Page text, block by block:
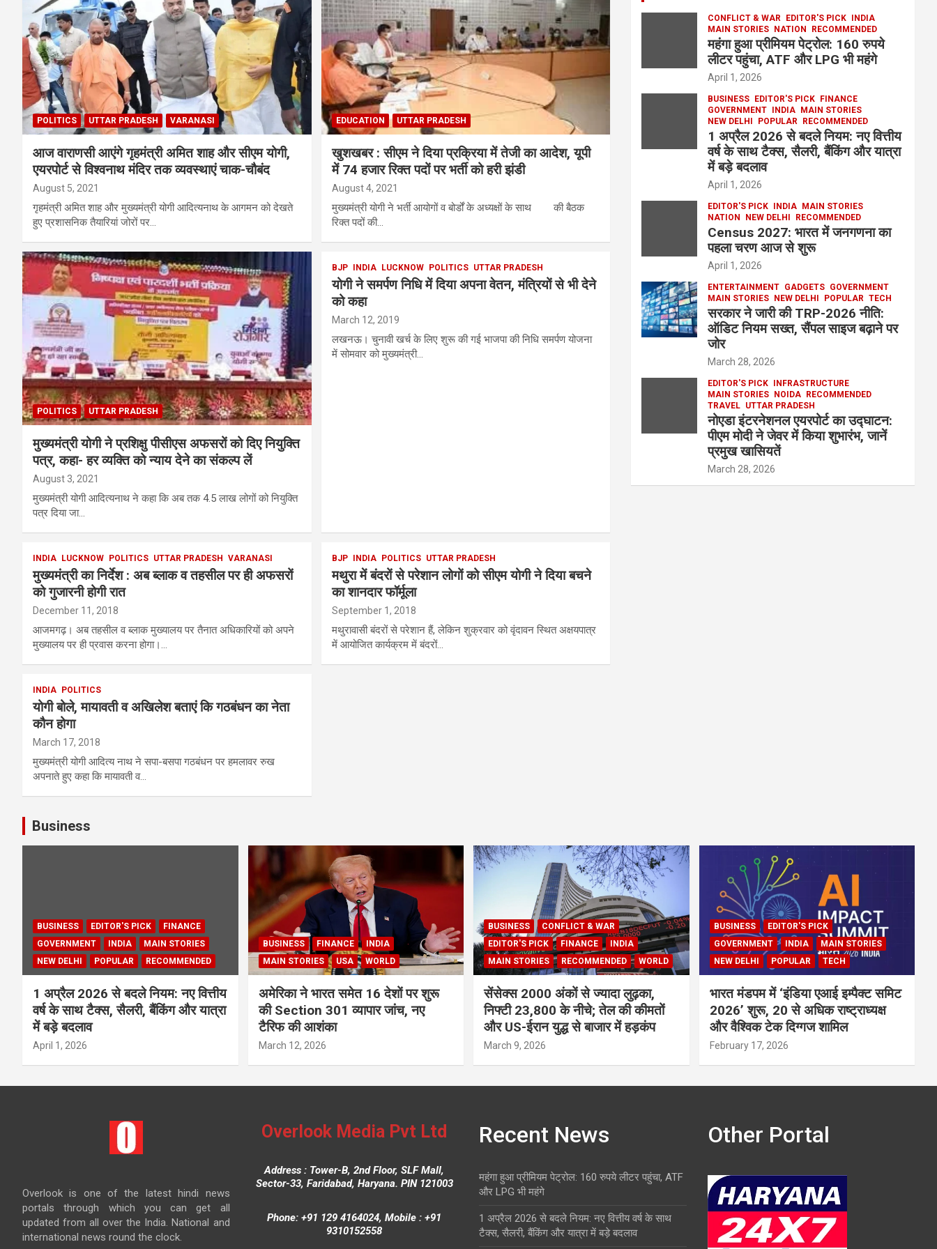
POLITICS UTTAR PRADESH VARANASI
आज वाराणसी आएंगे गृहमंत्री अमित शाह और सीएम योगी,
एयरपोर्ट से विश्वनाथ मंदिर तक व्यवस्थाएं चाक-चौबंद
August 5, 2021
गृहमंत्री अमित शाह और मुख्यमंत्री योगी आदित्यनाथ के आगमन को देखते
हुए प्रशासनिक तैयारियां जोरों पर…
EDUCATION UTTAR PRADESH
खुशखबर : सीएम ने दिया प्रक्रिया में तेजी का आदेश, यूपी
में 74 हजार रिक्त पदों पर भर्ती को हरी झंडी
August 4, 2021
मुख्यमंत्री योगी ने भर्ती आयोगों व बोर्डों के अध्यक्षों के साथ की बैठक
रिक्त पदों की…
POLITICS UTTAR PRADESH
मुख्यमंत्री योगी ने प्रशिक्षु पीसीएस अफसरों को दिए नियुक्ति
पत्र, कहा- हर व्यक्ति को न्याय देने का संकल्प लें
August 3, 2021
मुख्यमंत्री योगी आदित्यनाथ ने कहा कि अब तक 4.5 लाख लोगों को नियुक्ति
पत्र दिया जा…
BJP INDIA LUCKNOW POLITICS UTTAR PRADESH
योगी ने समर्पण निधि में दिया अपना वेतन, मंत्रियों से भी देने
को कहा
March 12, 2019
लखनऊ। चुनावी खर्च के लिए शुरू की गई भाजपा की निधि समर्पण योजना
में सोमवार को मुख्यमंत्री…
INDIA LUCKNOW POLITICS UTTAR PRADESH VARANASI
मुख्यमंत्री का निर्देश : अब ब्लाक व तहसील पर ही अफसरों
को गुजारनी होगी रात
December 11, 2018
आजमगढ़। अब तहसील व ब्लाक मुख्यालय पर तैनात अधिकारियों को अपने
मुख्यालय पर ही प्रवास करना होगा।…
BJP INDIA POLITICS UTTAR PRADESH
मथुरा में बंदरों से परेशान लोगों को सीएम योगी ने दिया बचने
का शानदार फॉर्मूला
September 1, 2018
मथुरावासी बंदरों से परेशान हैं, लेकिन शुक्रवार को वृंदावन स्थित अक्षयपात्र
में आयोजित कार्यक्रम में बंदरों…
INDIA POLITICS
योगी बोले, मायावती व अखिलेश बताएं कि गठबंधन का नेता
कौन होगा
March 17, 2018
मुख्यमंत्री योगी आदित्य नाथ ने सपा-बसपा गठबंधन पर हमलावर रुख
अपनाते हुए कहा कि मायावती व…
CONFLICT & WAR EDITOR'S PICK INDIA
MAIN STORIES NATION RECOMMENDED
महंगा हुआ प्रीमियम पेट्रोल: 160 रुपये
लीटर पहुंचा, ATF और LPG भी महंगे
April 1, 2026
BUSINESS EDITOR'S PICK FINANCE
GOVERNMENT INDIA MAIN STORIES
NEW DELHI
POPULAR RECOMMENDED
1 अप्रैल 2026 से बदले नियम: नए वित्तीय
वर्ष के साथ टैक्स, सैलरी, बैंकिंग और यात्रा
में बड़े बदलाव
April 1, 2026
EDITOR'S PICK INDIA MAIN STORIES
NATION
NEW DELHI RECOMMENDED
Census 2027: भारत में जनगणना का
पहला चरण आज से शुरू
April 1, 2026
ENTERTAINMENT GADGETS GOVERNMENT
MAIN STORIES NEW DELHI POPULAR TECH
सरकार ने जारी की TRP-2026 नीति:
ऑडिट नियम सख्त, सैंपल साइज बढ़ाने पर
जोर
March 28, 2026
EDITOR'S PICK INFRASTRUCTURE
MAIN STORIES NOIDA RECOMMENDED
TRAVEL UTTAR PRADESH
नोएडा इंटरनेशनल एयरपोर्ट का उद्घाटन:
पीएम मोदी ने जेवर में किया शुभारंभ, जानें
प्रमुख खासियतें
March 28, 2026
Business
BUSINESS EDITOR'S PICK
FINANCE
GOVERNMENT
INDIA
MAIN STORIES
NEW DELHI
POPULAR RECOMMENDED
1 अप्रैल 2026 से बदले नियम: नए वित्तीय
वर्ष के साथ टैक्स, सैलरी, बैंकिंग और यात्रा
में बड़े बदलाव
April 1, 2026
BUSINESS FINANCE
INDIA
MAIN STORIES
USA WORLD
अमेरिका ने भारत समेत 16 देशों पर शुरू
की Section 301 व्यापार जांच, नए
टैरिफ की आशंका
March 12, 2026
BUSINESS
CONFLICT & WAR
EDITOR'S PICK
FINANCE
INDIA
MAIN STORIES
RECOMMENDED WORLD
सेंसेक्स 2000 अंकों से ज्यादा लुढ़का,
निफ्टी 23,800 के नीचे; तेल की कीमतों
और US-ईरान युद्ध से बाजार में हड़कंप
March 9, 2026
BUSINESS
EDITOR'S PICK
GOVERNMENT
INDIA
MAIN STORIES
NEW DELHI
POPULAR TECH
भारत मंडपम में ‘इंडिया एआई इम्पैक्ट समिट
2026’ शुरू, 20 से अधिक राष्ट्राध्यक्ष
और वैश्विक टेक दिग्गज शामिल
February 17, 2026
Overlook is one of the latest hindi news
portals through which you can get all
updated from all over the India. National and
international news round the clock.
Overlook Media Pvt Ltd
Address : Tower-B, 2nd Floor, SLF Mall,
Sector-33, Faridabad, Haryana. PIN 121003
Phone: +91 129 4164024, Mobile : +91
9310152558
Recent News
महंगा हुआ प्रीमियम पेट्रोल: 160 रुपये लीटर पहुंचा, ATF
और LPG भी महंगे
1 अप्रैल 2026 से बदले नियम: नए वित्तीय वर्ष के साथ
टैक्स, सैलरी, बैंकिंग और यात्रा में बड़े बदलाव
Other Portal